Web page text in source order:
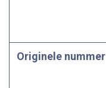
Originele nummer